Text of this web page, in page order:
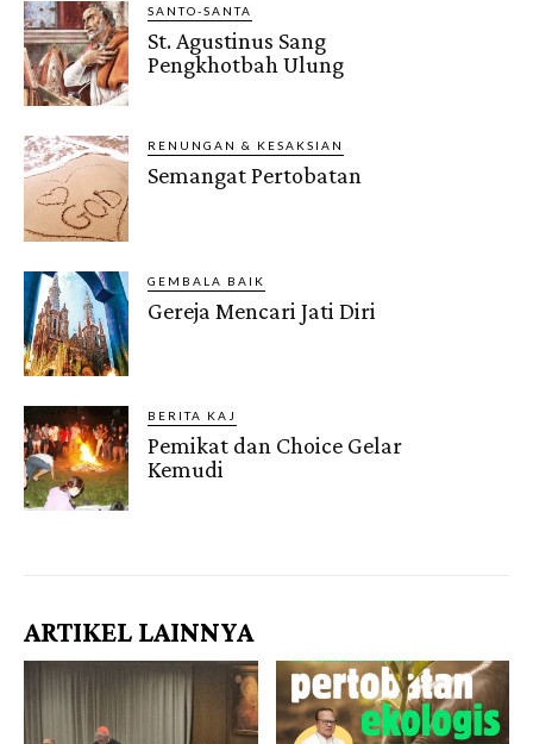
SANTO-SANTA
St. Agustinus Sang
Pengkhotbah Ulung
RENUNGAN & KESAKSIAN
Semangat Pertobatan
GEMBALA BAIK
Gereja Mencari Jati Diri
BERITA KAJ
Pemikat dan Choice Gelar
Kemudi
Gendis.ID
ARTIKEL LAINNYA